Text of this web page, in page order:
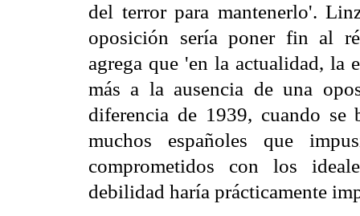
del terror para mantenerlo'.
oposición sería poner fin al
agrega que 'en la actualidad, la
más a la ausencia de una
diferencia de 1939, cuando se
muchos españoles que
comprometidos con los
debilidad haría prácticamente